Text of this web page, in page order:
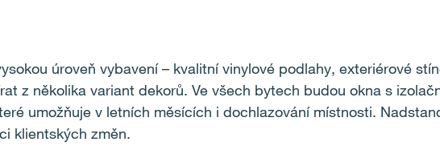
úroveň vybavení – kvalitní vinylové podlahy, exteriérové
z několika variant dekorů. Ve všech bytech budou okna s
umožňuje v letních měsících i dochlazování místnosti.
klientských změn.